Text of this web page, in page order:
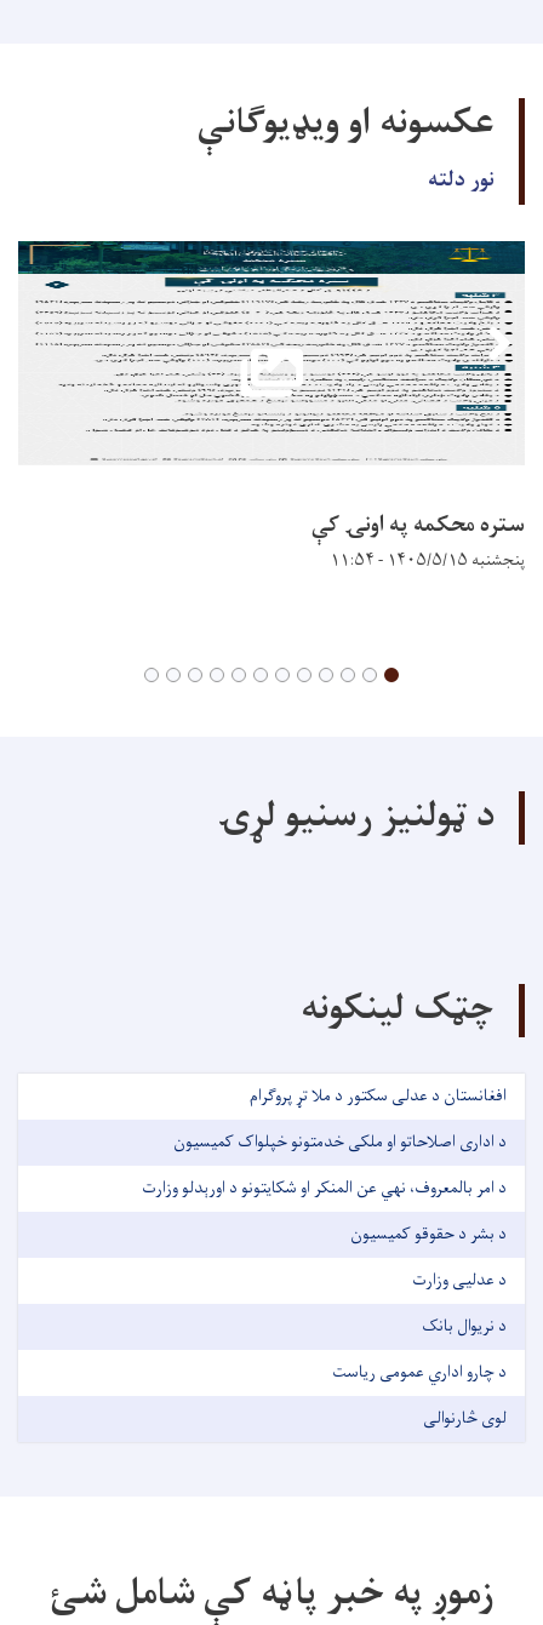
عکسونه او ویډیوګانې
نور دلته
ستره محکمه په اونۍ کې
پنجشنبه ۱۴۰۵/۵/۱۵ - ۱۱:۵۴
د ټولنیز رسنیو لړۍ
چټک لینکونه
افغانستان د عدلی سکتور د ملا تړ پروګرام
د اداری اصلاحاتو او ملکی خدمتونو خپلواک کمیسیون
د امر بالمعروف، نهي عن المنکر او شکایتونو د اورېدلو وزارت
د بشر د حقوقو کمیسیون
د عدلیی وزارت
د نریوال بانک
د چارو اداري عمومی ریاست
لوی څارنوالی
زموږ په خبر پاڼه کې شامل شئ